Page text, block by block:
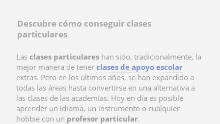
Descubre cómo conseguir clases
particulares
Las clases particulares han sido, tradicionalmente, la
mejor manera de tener clases de apoyo escolar
extras. Pero en los últimos años, se han expandido a
todas las áreas hasta convertirse en una alternativa a
las clases de las academias. Hoy en día es posible
aprender un idioma, un instrumento o cualquier
hobbie con un profesor particular.